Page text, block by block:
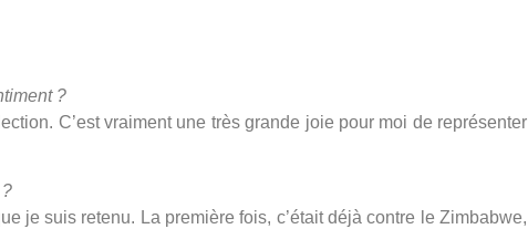
?
C’est vraiment une très grande joie pour moi de représenter
je suis retenu. La première fois, c’était déjà contre le Zimbabwe,